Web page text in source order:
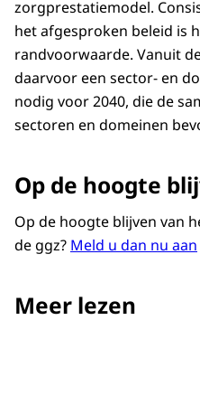
zorgprestatiemodel.
het afgesproken beleid is
randvoorwaarde. Vanuit
daarvoor een sector- en
nodig voor 2040, die de
sectoren en domeinen
Op de hoogte
Op de hoogte blijven van
de ggz? Meld u dan nu aan
Meer lezen